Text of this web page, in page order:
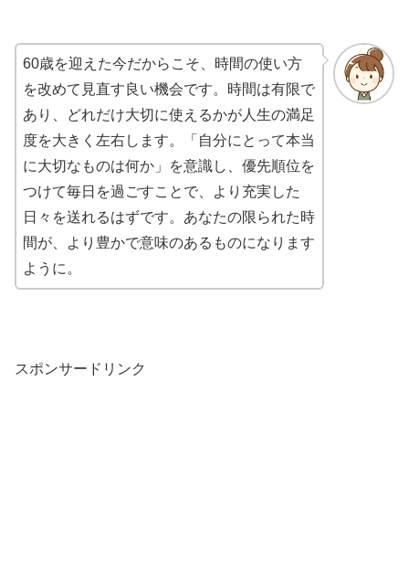
60歳を迎えた今だからこそ、時間の使い方
を改めて見直す良い機会です。時間は有限で
あり、どれだけ大切に使えるかが人生の満足
度を大きく左右します。「自分にとって本当
に大切なものは何か」を意識し、優先順位を
つけて毎日を過ごすことで、より充実した
日々を送れるはずです。あなたの限られた時
間が、より豊かで意味のあるものになります
ように。
スポンサードリンク